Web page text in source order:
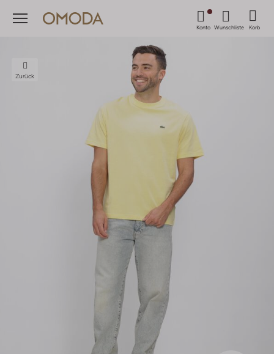
Menü
Konto Wunschliste Korb
Zurück